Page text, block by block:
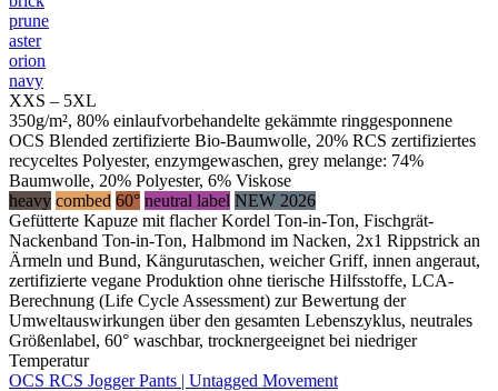
prune
aster
orion
navy
XXS – 5XL
350g/m², 80% einlaufvorbehandelte gekämmte ringgesponnene
OCS Blended zertifizierte Bio-Baumwolle, 20% RCS zertifiziertes
recyceltes Polyester, enzymgewaschen, grey melange: 74%
Baumwolle, 20% Polyester, 6% Viskose
heavy combed 60° neutral label NEW 2026
Gefütterte Kapuze mit flacher Kordel Ton-in-Ton, Fischgrät-
Nackenband Ton-in-Ton, Halbmond im Nacken, 2x1 Rippstrick an
Ärmeln und Bund, Kängurutaschen, weicher Griff, innen angeraut,
zertifizierte vegane Produktion ohne tierische Hilfsstoffe, LCA-
Berechnung (Life Cycle Assessment) zur Bewertung der
Umweltauswirkungen über den gesamten Lebenszyklus, neutrales
Größenlabel, 60° waschbar, trocknergeeignet bei niedriger
Temperatur
OCS RCS Jogger Pants | Untagged Movement